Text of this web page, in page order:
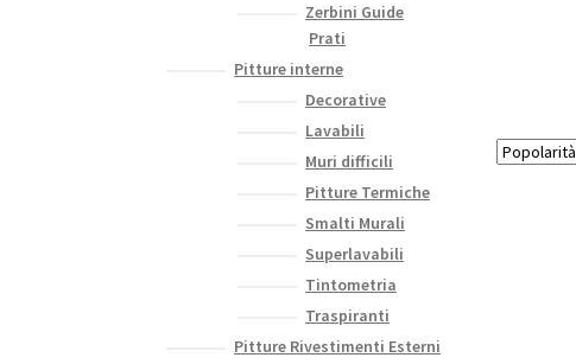
Zerbini Guide
Prati
Pitture interne
Decorative
Lavabili
Muri difficili
Pitture Termiche
Smalti Murali
Superlavabili
Tintometria
Traspiranti
Pitture Rivestimenti Esterni